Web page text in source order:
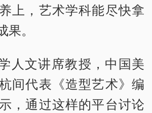
上，艺术学科能尽快拿
。
人文讲席教授，中国美
间代表《造型艺术》编
，通过这样的平台讨论